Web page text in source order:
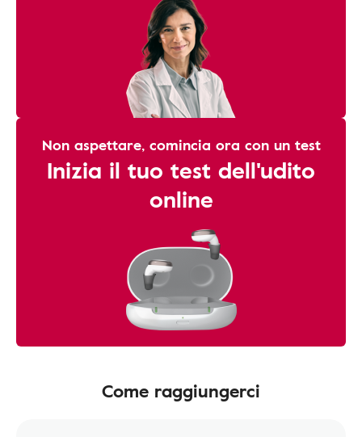
Non aspettare, comincia ora con un test
Inizia il tuo test dell'udito
online
Come raggiungerci